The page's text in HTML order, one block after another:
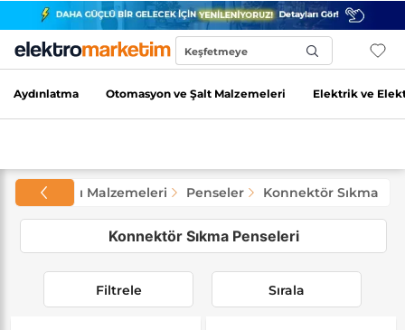
Keşfetmeye
Aydınlatma Otomasyon ve Şalt Malzemeleri Elektrik ve
ve Yapı Malzemeleri Penseler Konnektör Sıkma
Konnektör Sıkma Penseleri
Filtrele Sırala